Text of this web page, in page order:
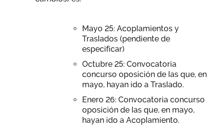
Mayo 25: Acoplamientos y
Traslados (pendiente de
especificar)
Octubre 25: Convocatoria
concurso oposición de las que, en
mayo, hayan ido a Traslado.
Enero 26: Convocatoria concurso
oposición de las que, en mayo,
hayan ido a Acoplamiento.